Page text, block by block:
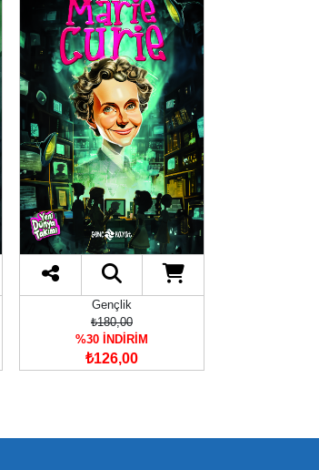
Gençlik
₺180,00
%30 İNDİRİM
₺126,00